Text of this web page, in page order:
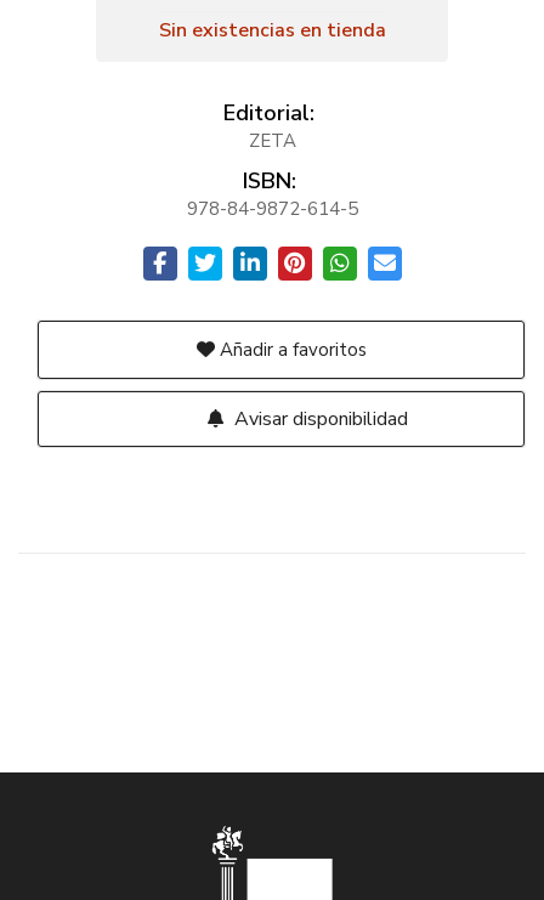
Sin existencias en tienda
Editorial:
ZETA
ISBN:
978-84-9872-614-5
Añadir a favoritos
Avisar disponibilidad